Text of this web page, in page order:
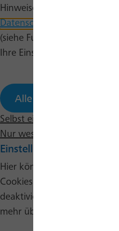
Hinweise erhalten Sie in
Datenschutzerklärung
(siehe Fußbereich). Sie
Ihre Einstellungen selbst
Alle annehmen
Selbst einstellen
Nur wesentliche Cookies
Einstellungen bearbeiten
Hier können Sie
Cookies auf dieser Website
deaktivieren. Per Klick auf
mehr über die